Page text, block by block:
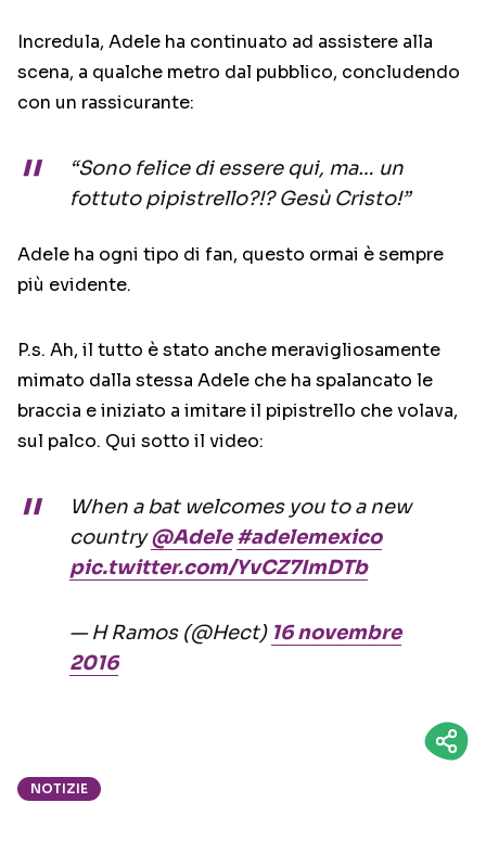
Incredula, Adele ha continuato ad assistere alla
scena, a qualche metro dal pubblico, concludendo
con un rassicurante:
“Sono felice di essere qui, ma… un
fottuto pipistrello?!? Gesù Cristo!”
Adele ha ogni tipo di fan, questo ormai è sempre
più evidente.
P.s. Ah, il tutto è stato anche meravigliosamente
mimato dalla stessa Adele che ha spalancato le
braccia e iniziato a imitare il pipistrello che volava,
sul palco. Qui sotto il video:
When a bat welcomes you to a new
country@Adele #adelemexico
pic.twitter.com/YvCZ7ImDTb
— H Ramos (@Hect) 16 novembre
2016
NOTIZIE